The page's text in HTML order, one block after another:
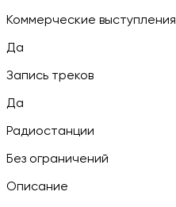
Коммерческие выступления
Да
Запись треков
Да
Радиостанции
Без ограничений
Описание